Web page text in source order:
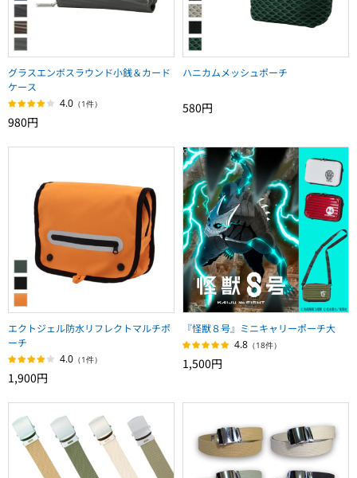
グラスエンボスラウンド小銭＆カード
ケース
4.0 （1件）
980円
ハニカムメッシュポーチ
580円
エクトジェル防水リフレクトマルチポ
ーチ
4.0 （1件）
1,900円
『怪獣８号』ミニキャリーポーチ大
4.8 （18件）
1,500円